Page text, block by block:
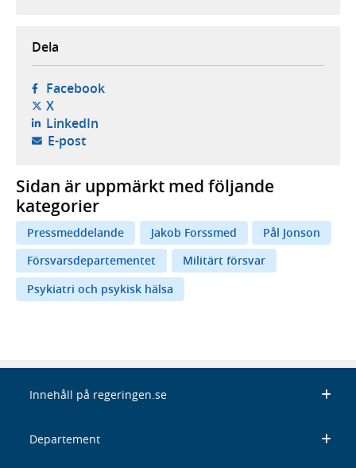
Dela
Facebook- öppnas i ny flik, extern webbplats,
X- öppnas i ny flik, extern webbplats,
LinkedIn- öppnas i ny flik, extern webbplats,
E-post- öppnar din e-postklient,
Sidan är uppmärkt med följande
kategorier
Pressmeddelande Jakob Forssmed
Pål Jonson
Försvarsdepartementet
Militärt försvar
Psykiatri och psykisk hälsa
Innehåll på regeringen.se
Departement